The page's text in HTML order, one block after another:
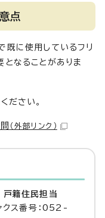
点
既に使用しているフリ
なることがありま
ださい。
（外部リンク）
籍住民担当
ス番号：052-